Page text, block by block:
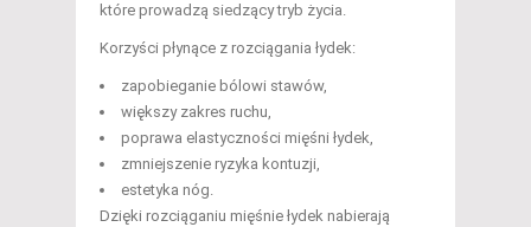
które prowadzą siedzący tryb życia.
Korzyści płynące z rozciągania łydek:
zapobieganie bólowi stawów,
większy zakres ruchu,
poprawa elastyczności mięśni łydek,
zmniejszenie ryzyka kontuzji,
estetyka nóg.
Dzięki rozciąganiu mięśnie łydek nabierają